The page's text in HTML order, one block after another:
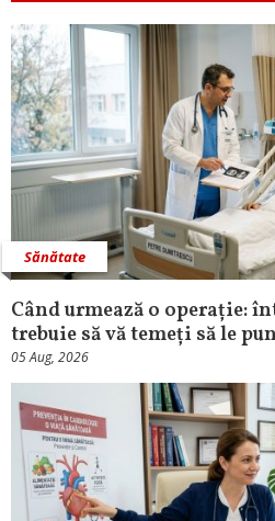
Sănătate
Când urmează o operație:
trebuie să vă temeți să le
05 Aug, 2026